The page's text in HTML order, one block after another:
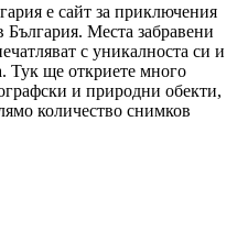
е сайт за приключения
Места забравени
с уникалноста си и
Тук ще откриете много
и природни обекти,
количество снимков